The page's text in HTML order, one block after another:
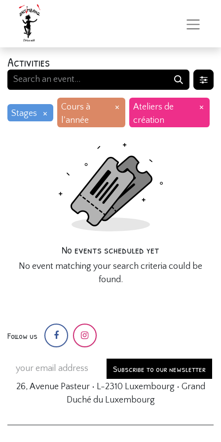
Activities
Stages ×
Cours à
l'année
×
Ateliers de
création
×
No events scheduled yet
No event matching your search criteria could be
found.
Follow us
Subscribe to our newsletter
26, Avenue Pasteur • L-2310 Luxembourg • Grand
Duché du Luxembourg